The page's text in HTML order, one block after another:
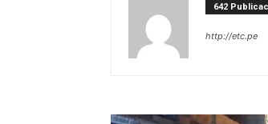
642
http://etc.pe